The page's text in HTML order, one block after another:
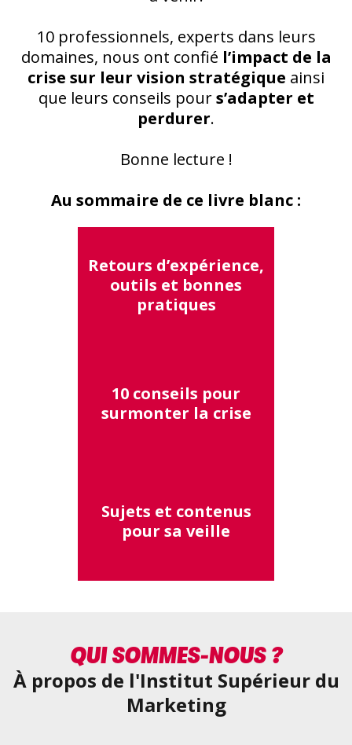
10 professionnels, experts dans leurs
domaines, nous ont confié l’impact de la
crise sur leur vision stratégique ainsi
que leurs conseils pours’adapter et
perdurer.
Bonne lecture !
Au sommaire de ce livre blanc :
Retours d’expérience,
outils et bonnes
pratiques
10 conseils pour
surmonter la crise
Sujets et contenus
pour sa veille
QUI SOMMES-NOUS ?
À propos de l'Institut Supérieur du
Marketing